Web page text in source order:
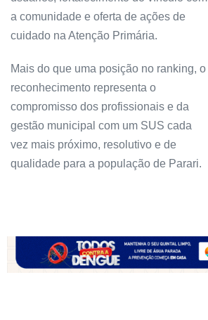
a comunidade e oferta de ações de
cuidado na Atenção Primária.
Mais do que uma posição no ranking, o
reconhecimento representa o
compromisso dos profissionais e da
gestão municipal com um SUS cada
vez mais próximo, resolutivo e de
qualidade para a população de Parari.